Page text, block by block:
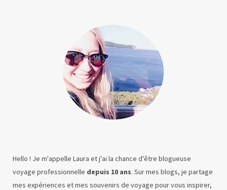
Hello ! Je m'appelle Laura et j'ai la chance d'être blogueuse
voyage professionnelle depuis 10 ans. Sur mes blogs, je partage
mes expériences et mes souvenirs de voyage pour vous inspirer,